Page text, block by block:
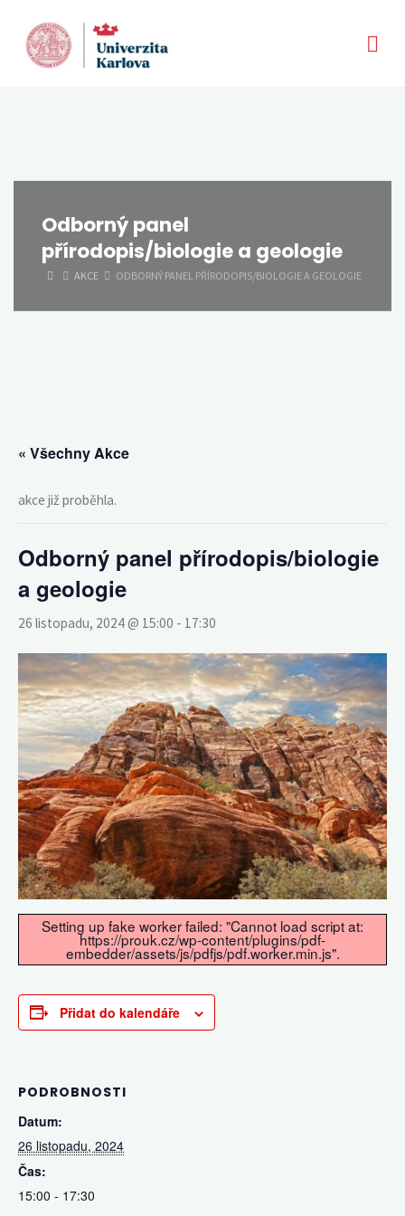
content
Odborný panel
přírodopis/biologie a geologie
HOMEAKCE ODBORNÝ PANEL PŘÍRODOPIS/BIOLOGIE A GEOLOGIE
« Všechny Akce
akce již proběhla.
Odborný panel přírodopis/biologie
a geologie
26 listopadu, 2024 @ 15:00 - 17:30
Setting up fake worker failed: "Cannot load script at:
https://prouk.cz/wp-content/plugins/pdf-
embedder/assets/js/pdfjs/pdf.worker.min.js".
Přidat do kalendáře
PODROBNOSTI
Datum:
26 listopadu, 2024
Čas:
15:00 - 17:30